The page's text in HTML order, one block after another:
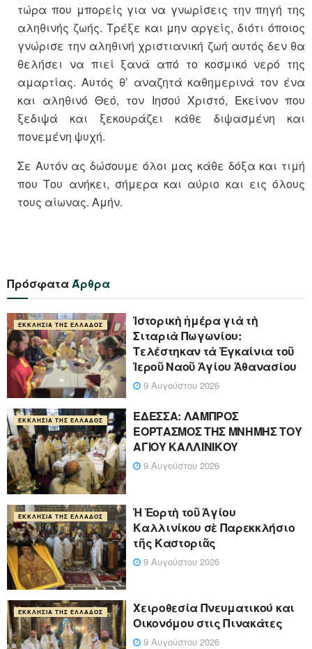
τώρα που μπορείς για να γνωρίσεις την πηγή της
αληθινής ζωής. Τρέξε και μην αργείς, διότι όποιος
γνώρισε την αληθινή χριστιανική ζωή αυτός δεν θα
θελήσει να πιεί ξανά από το κοσμικό νερό της
αμαρτίας. Αυτός θ’ αναζητά καθημερινά τον ένα
και αληθινό Θεό, τον Ιησού Χριστό, Εκείνον που
ξεδιψά και ξεκουράζει κάθε διψασμένη και
πονεμένη ψυχή.
Σε Αυτόν ας δώσουμε όλοι μας κάθε δόξα και τιμή
που Του ανήκει, σήμερα και αύριο και εις όλους
τους αίωνας. Αμήν.
ΠρόσφαταΆρθρα
ΕΚΚΛΗΣΊΑ ΤΗΣ ΕΛΛΆΔΟΣ
Ἱστορικὴ ἡμέρα γιὰ τὴ
Σιταριὰ Πωγωνίου:
Τελέστηκαν τὰ Ἐγκαίνια τοῦ
Ἱεροῦ Ναοῦ Ἁγίου Ἀθανασίου
9 Αυγούστου 2026
ΕΚΚΛΗΣΊΑ ΤΗΣ ΕΛΛΆΔΟΣ
ΕΔΕΣΣΑ: ΛΑΜΠΡΟΣ
ΕΟΡΤΑΣΜΟΣ ΤΗΣ ΜΝΗΜΗΣ ΤΟΥ
ΑΓΙΟΥ ΚΑΛΛΙΝΙΚΟΥ
9 Αυγούστου 2026
ΕΚΚΛΗΣΊΑ ΤΗΣ ΕΛΛΆΔΟΣ
Ἡ Ἑορτὴ τοῦ Ἁγίου
Καλλινίκου σὲ Παρεκκλήσιο
τῆς Καστοριᾶς
9 Αυγούστου 2026
ΕΚΚΛΗΣΊΑ ΤΗΣ ΕΛΛΆΔΟΣ
Χειροθεσία Πνευματικού και
Οικονόμου στις Πινακάτες
9 Αυγούστου 2026